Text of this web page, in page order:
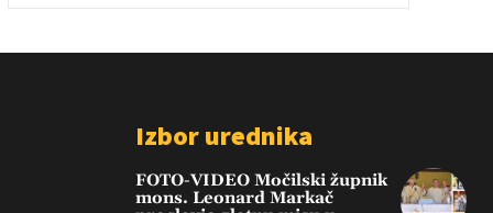
Izbor urednika
FOTO-VIDEO Močilski župnik
mons. Leonard Markač